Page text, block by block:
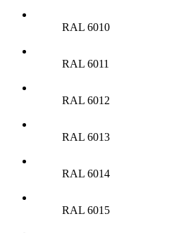
RAL 6010
RAL 6011
RAL 6012
RAL 6013
RAL 6014
RAL 6015